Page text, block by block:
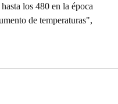
los 480 en la época
de temperaturas",